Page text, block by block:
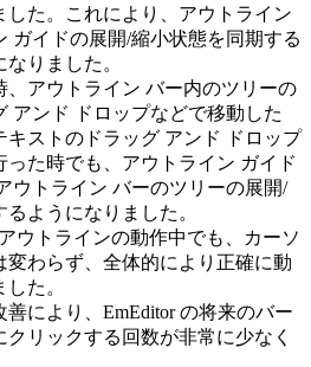
した。これにより、アウトライン
ガイドの展開/縮小状態を同期する
りました。
、アウトライン バー内のツリーの
アンド ドロップなどで移動した
キストのドラッグ アンド ドロップ
った時でも、アウトライン ガイド
ウトライン バーのツリーの展開/
ようになりました。
ウトラインの動作中でも、カーソ
変わらず、全体的により正確に動
た。
により、EmEditor の将来のバー
クリックする回数が非常に少なく